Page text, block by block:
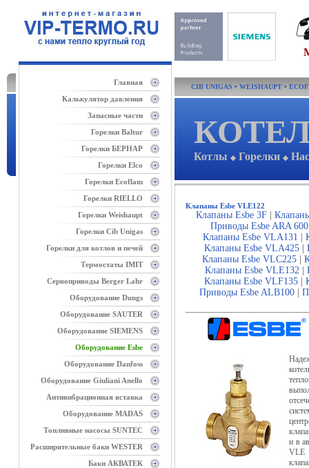
Главная
Калькулятор давления
Запасные части
Горелки Baltur
Горелки БЕРНАР
Горелки Elco
Горелки Ecoflam
Горелки RIELLO
Горелки Weishaupt
Горелки Cib Unigas
Горелки для котлов и печей
Термостаты IMIT
Сервоприводы Berger Lahr
Оборудование Dungs
Оборудование SAUTER
Оборудование SIEMENS
Оборудование Esbe
Оборудование Danfoss
Оборудование Giuliani Anello
Антивибрационная вставка
Оборудование MADAS
Топливные насосы SUNTEC
Расширительные баки WESTER
Баки АКВАТЕК
CIB UNIGAS • WEISHAUPT •
Котлы ◆ Горелки ◆
Клапаны Esbe VLE122
Клапаны Esbe 3F
Приводы Esbe ARA 600
Клапаны Esbe VLA131 |
Клапаны Esbe VLA425
Клапаны Esbe VLC225
Клапаны Esbe VLE132
Клапаны Esbe VLF135
Приводы Esbe ALB100
и в
VLE